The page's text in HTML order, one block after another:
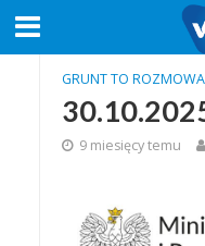
GRUNT TO ROZMOWA
9 miesięcy temu